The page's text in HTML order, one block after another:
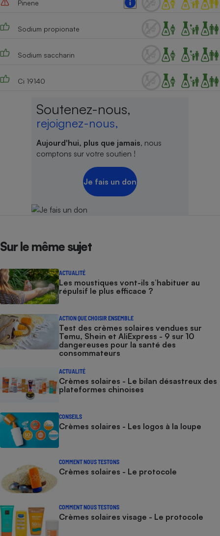
Pinene
Sodium propionate
Sodium saccharin
Ci 19140
Soutenez-nous,
rejoignez-nous,
Aujourd'hui, plus que jamais, nous
comptons sur votre soutien !
Je fais un don
Sur le même sujet
ACTUALITÉ
Les moustiques vont-ils s’habituer au
répulsif le plus efficace ?
ACTION QUE CHOISIR ENSEMBLE
Test des crèmes solaires vendues sur
Temu, Shein et AliExpress - 9 sur 10
dangereuses pour la santé des
consommateurs
ACTUALITÉ
Crèmes solaires - Le bilan désastreux des
plateformes chinoises
CONSEILS
Crèmes solaires - Les logos à la loupe
COMMENT NOUS TESTONS
Crèmes solaires - Le protocole
COMMENT NOUS TESTONS
Crèmes solaires visage - Le protocole